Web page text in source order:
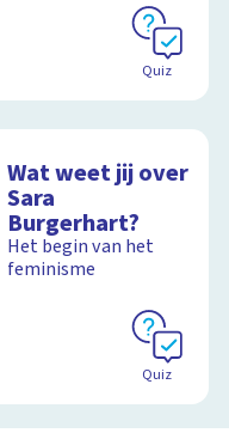
Quiz
Wat weet jij over
Sara
Burgerhart?
Het begin van het
feminisme
Quiz